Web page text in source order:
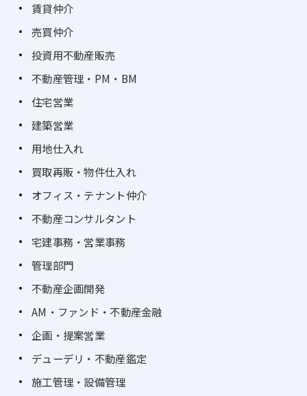
賃貸仲介
売買仲介
投資用不動産販売
不動産管理・PM・BM
住宅営業
建築営業
用地仕入れ
買取再販・物件仕入れ
オフィス・テナント仲介
不動産コンサルタント
宅建事務・営業事務
管理部門
不動産企画開発
AM・ファンド・不動産金融
企画・提案営業
デューデリ・不動産鑑定
施工管理・設備管理